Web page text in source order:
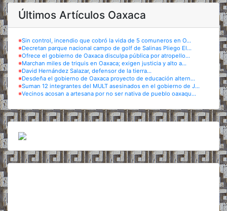
Últimos Artículos Oaxaca
※Sin control, incendio que cobró la vida de 5 comuneros en O...
※Decretan parque nacional campo de golf de Salinas Pliego El...
※Ofrece el gobierno de Oaxaca disculpa pública por atropello...
※Marchan miles de triquis en Oaxaca; exigen justicia y alto a...
※David Hernández Salazar, defensor de la tierra...
※Desdeña el gobierno de Oaxaca proyecto de educación altern...
※Suman 12 integrantes del MULT asesinados en el gobierno de J...
※Vecinos acosan a artesana por no ser nativa de pueblo oaxaqu...